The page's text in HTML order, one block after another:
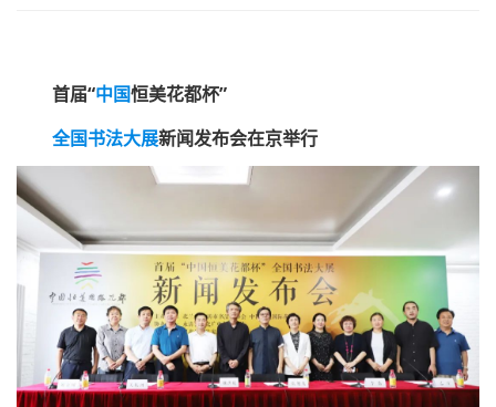
首届“中国恒美花都杯”
全国书法大展新闻发布会在京举行